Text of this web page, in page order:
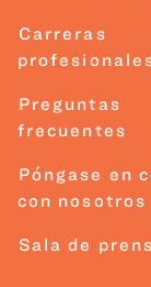
Carreras
Preguntas
frecuentes
Póngase en
con nosotros
Sala de